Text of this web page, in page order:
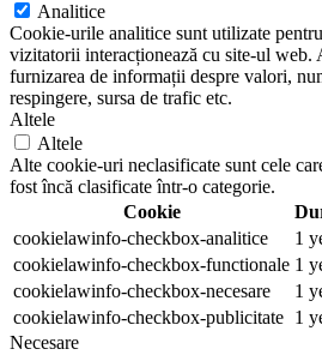
Analitice
Cookie-urile analitice sunt utilizate
vizitatorii interacționează cu site-ul web.
furnizarea de informații despre valori,
respingere, sursa de trafic etc.
Altele
Altele
Alte cookie-uri neclasificate sunt cele
fost încă clasificate într-o categorie.
Cookie
cookielawinfo-checkbox-analitice
1
cookielawinfo-checkbox-functionale 1
cookielawinfo-checkbox-necesare
1
cookielawinfo-checkbox-publicitate 1
Necesare